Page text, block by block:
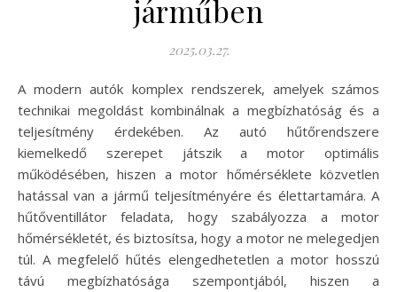
járműben
2025.03.27.
A modern autók komplex rendszerek, amelyek számos
technikai megoldást kombinálnak a megbízhatóság és a
teljesítmény érdekében. Az autó hűtőrendszere
kiemelkedő szerepet játszik a motor optimális
működésében, hiszen a motor hőmérséklete közvetlen
hatással van a jármű teljesítményére és élettartamára. A
hűtőventillátor feladata, hogy szabályozza a motor
hőmérsékletét, és biztosítsa, hogy a motor ne melegedjen
túl. A megfelelő hűtés elengedhetetlen a motor hosszú
távú megbízhatósága szempontjából, hiszen a